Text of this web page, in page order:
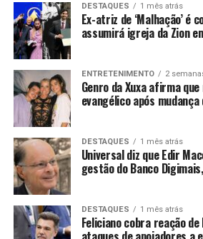
DESTAQUES 1 mês atrás
Ex-atriz de ‘Malhação’ é
assumirá igreja da Zion
ENTRETENIMENTO 2
Genro da Xuxa afirma
evangélico após
DESTAQUES 1 mês atrás
Universal diz que Edir
gestão do Banco
DESTAQUES 1 mês atrás
Feliciano cobra reação